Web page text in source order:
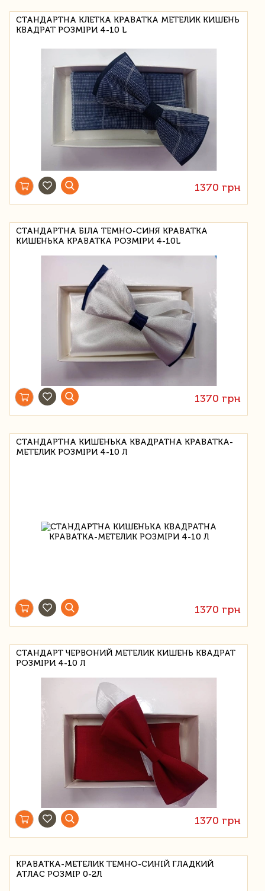
СТАНДАРТНА КЛЕТКА КРАВАТКА МЕТЕЛИК КИШЕНЬ
КВАДРАТ РОЗМІРИ 4-10 L
1370 грн
СТАНДАРТНА БІЛА ТЕМНО-СИНЯ КРАВАТКА
КИШЕНЬКА КРАВАТКА РОЗМІРИ 4-10L
1370 грн
СТАНДАРТНА КИШЕНЬКА КВАДРАТНА КРАВАТКА-
МЕТЕЛИК РОЗМІРИ 4-10 Л
1370 грн
СТАНДАРТ ЧЕРВОНИЙ МЕТЕЛИК КИШЕНЬ КВАДРАТ
РОЗМІРИ 4-10 Л
1370 грн
КРАВАТКА-МЕТЕЛИК ТЕМНО-СИНІЙ ГЛАДКИЙ
АТЛАС РОЗМІР 0-2Л